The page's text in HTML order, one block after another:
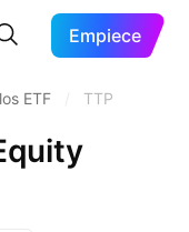
Empiece
ETF TTP